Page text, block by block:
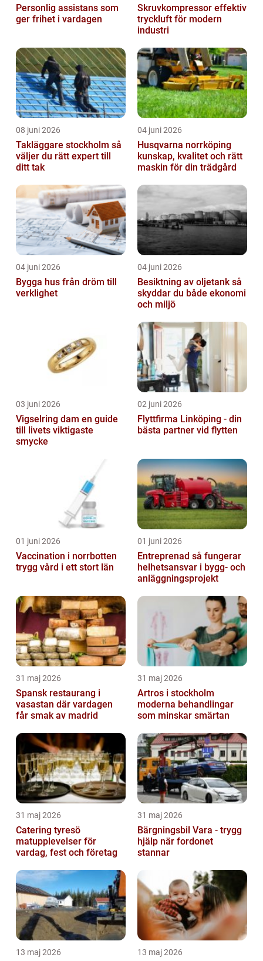
Personlig assistans som
ger frihet i vardagen
Skruvkompressor effektiv
tryckluft för modern
industri
08 juni 2026
Takläggare stockholm så
väljer du rätt expert till
ditt tak
04 juni 2026
Husqvarna norrköping
kunskap, kvalitet och rätt
maskin för din trädgård
04 juni 2026
Bygga hus från dröm till
verklighet
04 juni 2026
Besiktning av oljetank så
skyddar du både ekonomi
och miljö
03 juni 2026
Vigselring dam en guide
till livets viktigaste
smycke
02 juni 2026
Flyttfirma Linköping - din
bästa partner vid flytten
01 juni 2026
Vaccination i norrbotten
trygg vård i ett stort län
01 juni 2026
Entreprenad så fungerar
helhetsansvar i bygg- och
anläggningsprojekt
31 maj 2026
Spansk restaurang i
vasastan där vardagen
får smak av madrid
31 maj 2026
Artros i stockholm
moderna behandlingar
som minskar smärtan
31 maj 2026
Catering tyresö
matupplevelser för
vardag, fest och företag
31 maj 2026
Bärgningsbil Vara - trygg
hjälp när fordonet
stannar
13 maj 2026 13 maj 2026